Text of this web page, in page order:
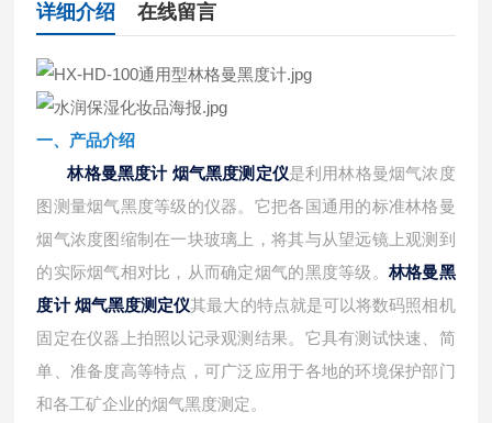
详细介绍 在线留言
一、产品介绍
林格曼黑度计 烟气黑度测定仪是利用林格曼烟气浓度
图测量烟气黑度等级的仪器。它把各国通用的标准林格曼
烟气浓度图缩制在一块玻璃上，将其与从望远镜上观测到
的实际烟气相对比，从而确定烟气的黑度等级。林格曼黑
度计 烟气黑度测定仪其最大的特点就是可以将数码照相机
固定在仪器上拍照以记录观测结果。它具有测试快速、简
单、准备度高等特点，可广泛应用于各地的环境保护部门
和各工矿企业的烟气黑度测定。